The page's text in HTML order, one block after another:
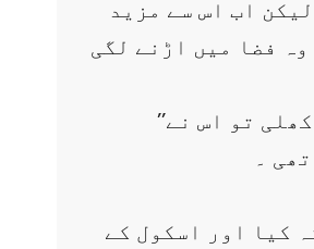
اب اس سے مزید
فضا میں اڑنے لگی
’’سات بج رہے ہیں زیبا کب اٹھو گی سکول بھی جانا ہے۔‘‘ اچانک اس کے کان میں امی کی آوازآئی ۔ اس آنکھ کھلی تو اس نے
۔
کیا اور اسکول کے